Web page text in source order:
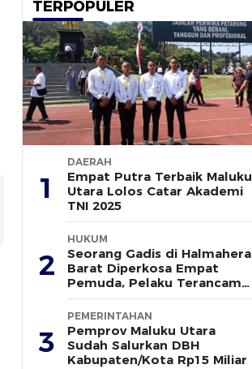
TERPOPULER
1
DAERAH
Empat Putra Terbaik Maluku
Utara Lolos Catar Akademi
TNI 2025
2
HUKUM
Seorang Gadis di Halmahera
Barat Diperkosa Empat
Pemuda, Pelaku Terancam
15 Tahun Penjara
3
PEMERINTAHAN
Pemprov Maluku Utara
Sudah Salurkan DBH
Kabupaten/Kota Rp15 Miliar